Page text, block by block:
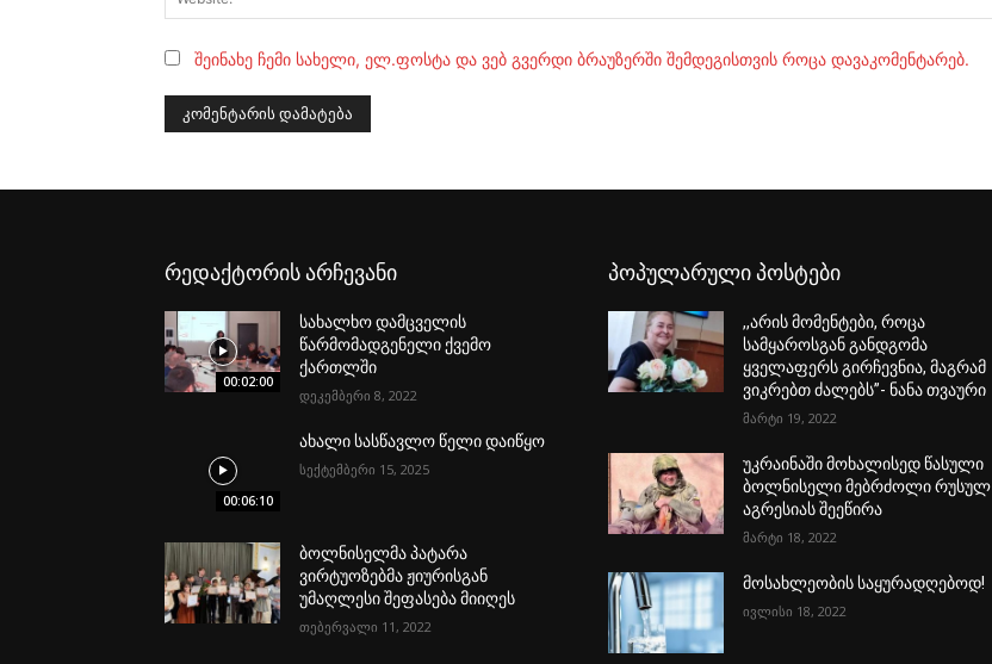
შეინახე ჩემი სახელი, ელ.ფოსტა და ვებ გვერდი ბრაუზერში შემდეგისთვის როცა დავაკომენტარებ.
რედაქტორის არჩევანი
00:02:00
სახალხო დამცველის
წარმომადგენელი ქვემო
ქართლში
დეკემბერი 8, 2022
00:06:10
ახალი სასწავლო წელი დაიწყო
სექტემბერი 15, 2025
ბოლნისელმა პატარა
ვირტუოზებმა ჟიურისგან
უმაღლესი შეფასება მიიღეს
თებერვალი 11, 2022
პოპულარული პოსტები
,,არის მომენტები, როცა
სამყაროსგან განდგომა
ყველაფერს გირჩევნია, მაგრამ
ვიკრებთ ძალებს”- ნანა თვაური
მარტი 19, 2022
უკრაინაში მოხალისედ წასული
ბოლნისელი მებრძოლი რუსულ
აგრესიას შეეწირა
მარტი 18, 2022
მოსახლეობის საყურადღებოდ!
ივლისი 18, 2022